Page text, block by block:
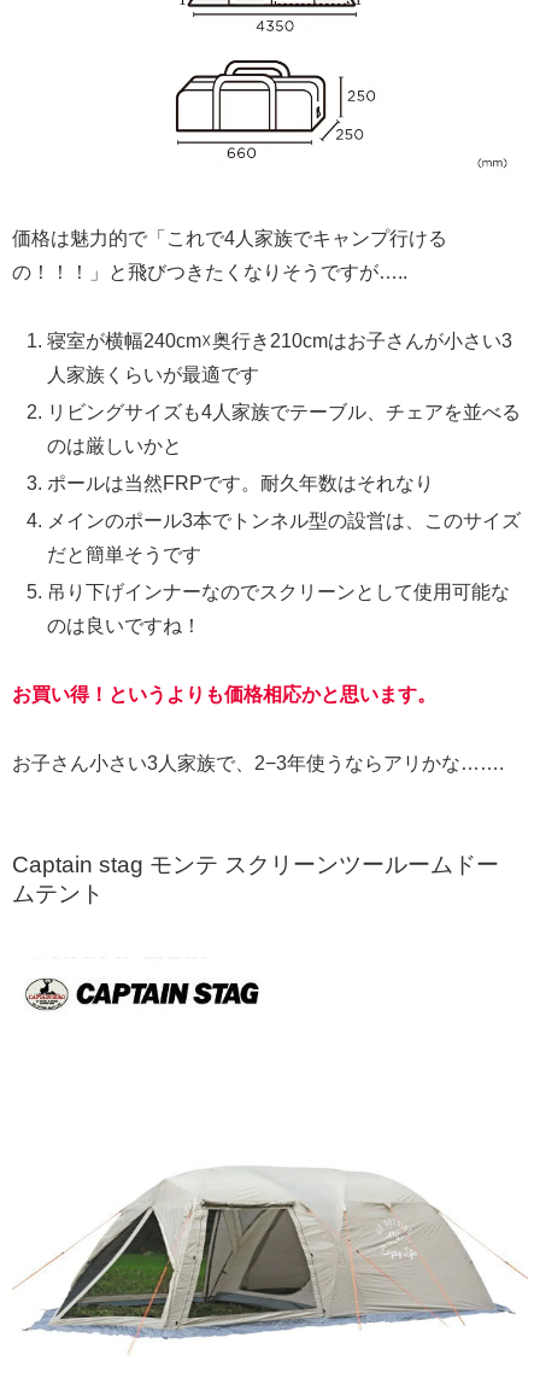
価格は魅力的で「これで4人家族でキャンプ行ける
の！！！」と飛びつきたくなりそうですが…..
寝室が横幅240cm☓奥行き210cmはお子さんが小さい3
人家族くらいが最適です
リビングサイズも4人家族でテーブル、チェアを並べる
のは厳しいかと
ポールは当然FRPです。耐久年数はそれなり
メインのポール3本でトンネル型の設営は、このサイズ
だと簡単そうです
吊り下げインナーなのでスクリーンとして使用可能な
のは良いですね！
お買い得！というよりも価格相応かと思います。
お子さん小さい3人家族で、2−3年使うならアリかな…….
Captain stag モンテ スクリーンツールームドー
ムテント